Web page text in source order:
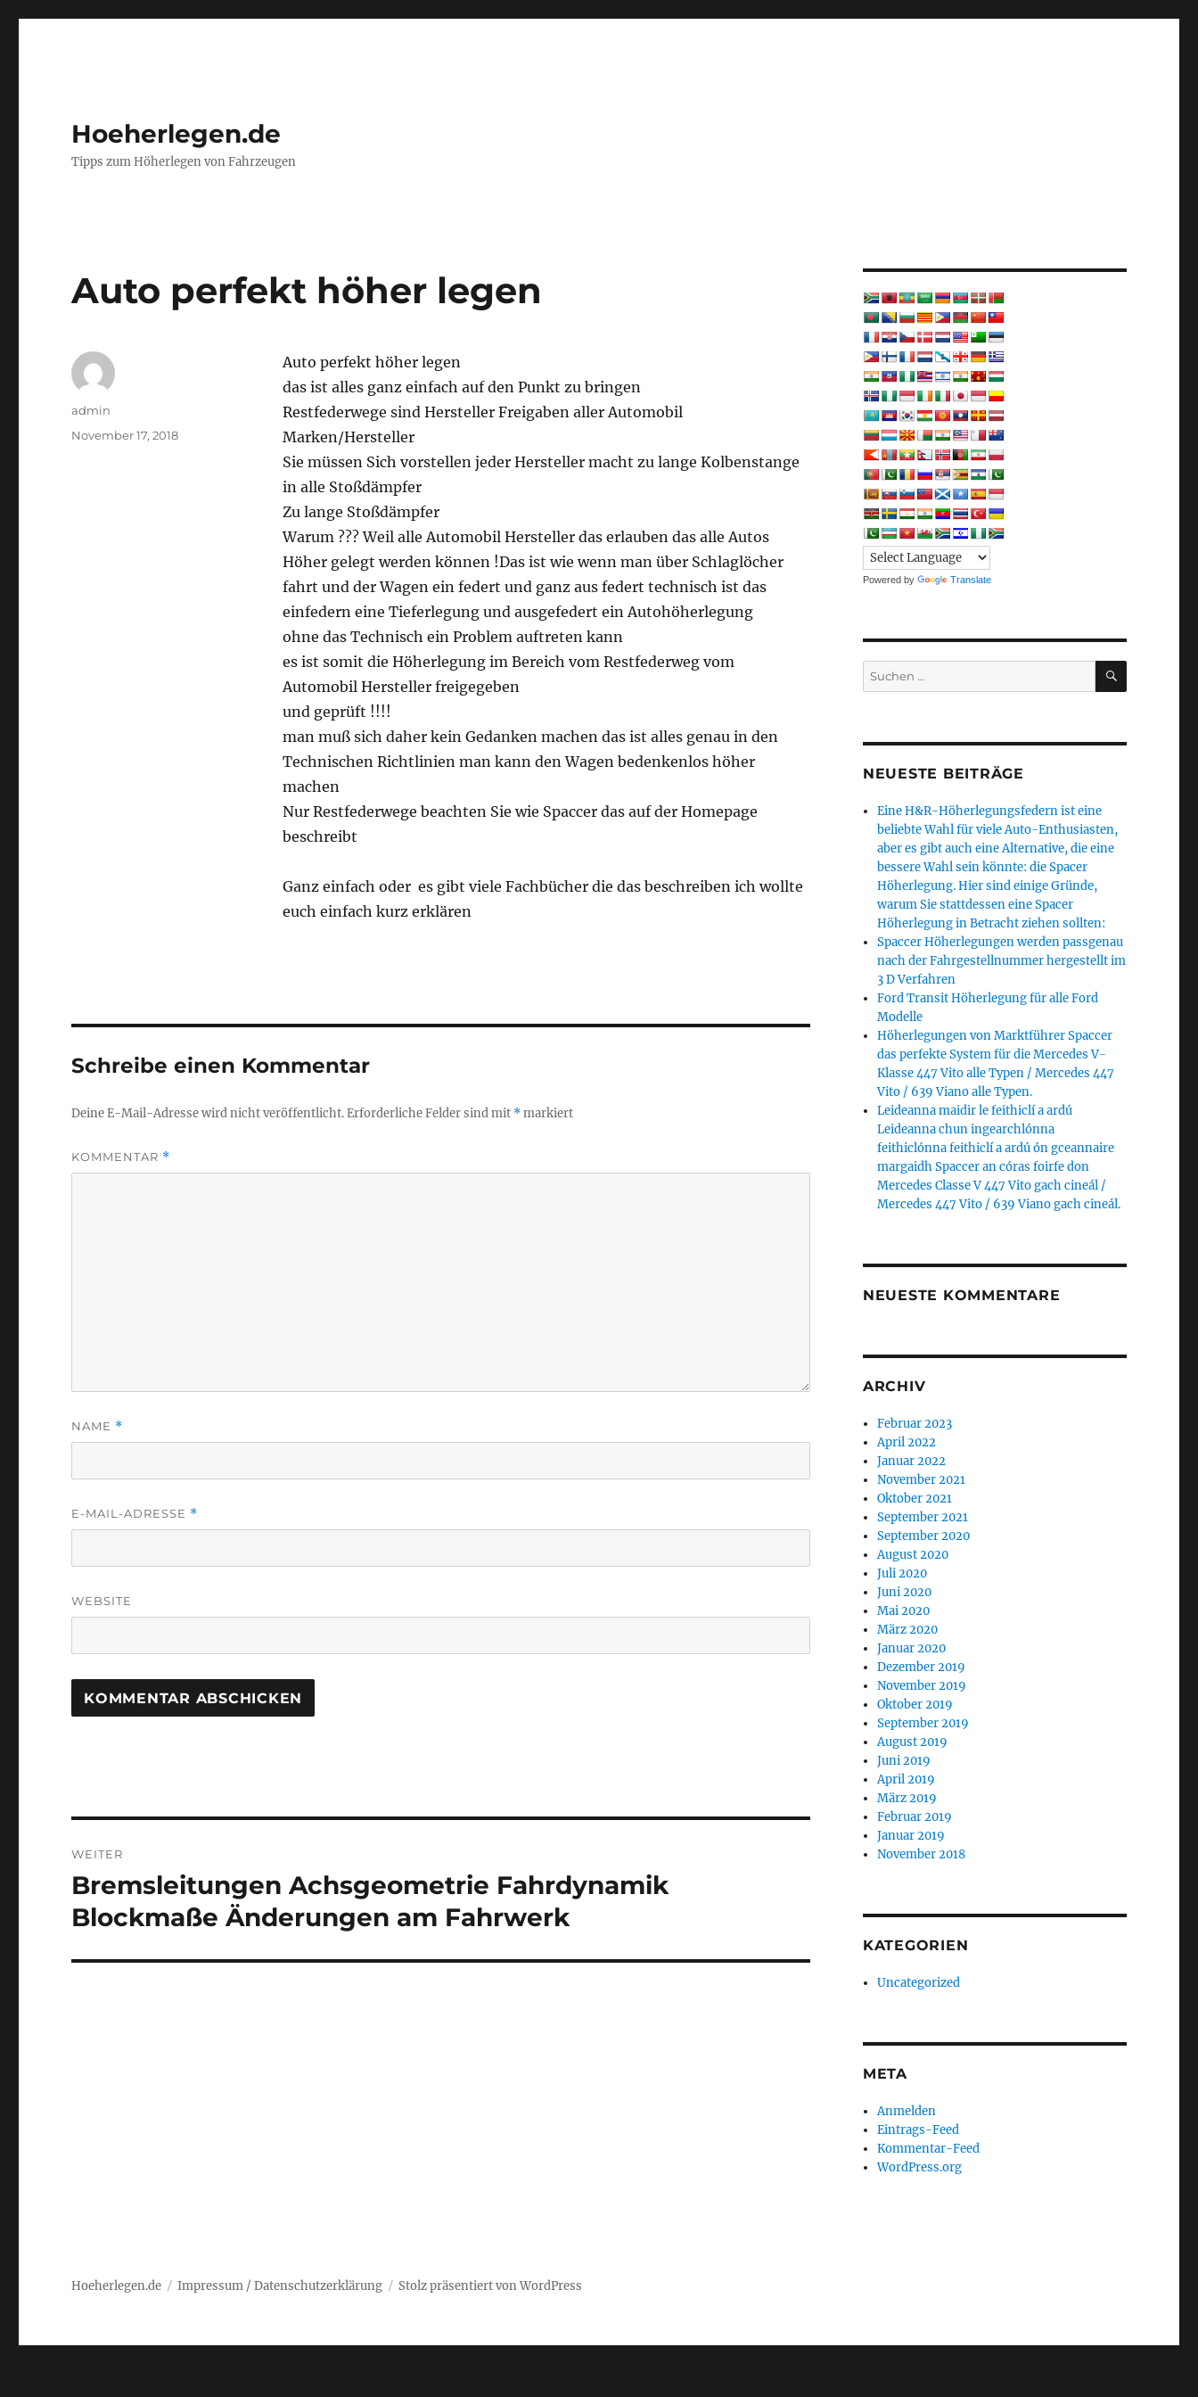
Hoeherlegen.de
Tipps zum Höherlegen von Fahrzeugen
Auto perfekt höher legen
Auto perfekt höher legen
das ist alles ganz einfach auf den Punkt zu bringen
Restfederwege sind Hersteller Freigaben aller Automobil
Marken/Hersteller
Sie müssen Sich vorstellen jeder Hersteller macht zu lange Kolbenstange
in alle Stoßdämpfer
Zu lange Stoßdämpfer
Warum ??? Weil alle Automobil Hersteller das erlauben das alle Autos
Höher gelegt werden können !Das ist wie wenn man über Schlaglöcher
fahrt und der Wagen ein federt und ganz aus federt technisch ist das
einfedern eine Tieferlegung und ausgefedert ein Autohöherlegung
ohne das Technisch ein Problem auftreten kann
es ist somit die Höherlegung im Bereich vom Restfederweg vom
Automobil Hersteller freigegeben
und geprüft !!!!
man muß sich daher kein Gedanken machen das ist alles genau in den
Technischen Richtlinien man kann den Wagen bedenkenlos höher
machen
Nur Restfederwege beachten Sie wie Spaccer das auf der Homepage
beschreibt
Ganz einfach oder es gibt viele Fachbücher die das beschreiben ich wollte
euch einfach kurz erklären
Autor
admin
Veröffentlicht
November 17, 2018
Schreibe einen Kommentar
Deine E-Mail-Adresse wird nicht veröffentlicht.Erforderliche Felder sind mit *markiert
KOMMENTAR *
NAME *
E-MAIL-ADRESSE *
WEBSITE
WEITER
Nächster
Beitrag:
Bremsleitungen Achsgeometrie Fahrdynamik
Blockmaße Änderungen am Fahrwerk
Powered by Translate
Suchen
nach:
SUCHEN
NEUESTE BEITRÄGE
Eine H&R-Höherlegungsfedern ist eine
beliebte Wahl für viele Auto-Enthusiasten,
aber es gibt auch eine Alternative, die eine
bessere Wahl sein könnte: die Spacer
Höherlegung. Hier sind einige Gründe,
warum Sie stattdessen eine Spacer
Höherlegung in Betracht ziehen sollten:
Spaccer Höherlegungen werden passgenau
nach der Fahrgestellnummer hergestellt im
3 D Verfahren
Ford Transit Höherlegung für alle Ford
Modelle
Höherlegungen von Marktführer Spaccer
das perfekte System für die Mercedes V-
Klasse 447 Vito alle Typen / Mercedes 447
Vito / 639 Viano alle Typen.
Leideanna maidir le feithiclí a ardú
Leideanna chun ingearchlónna
feithiclónna feithiclí a ardú ón gceannaire
margaidh Spaccer an córas foirfe don
Mercedes Classe V 447 Vito gach cineál /
Mercedes 447 Vito / 639 Viano gach cineál.
NEUESTE KOMMENTARE
ARCHIV
Februar 2023
April 2022
Januar 2022
November 2021
Oktober 2021
September 2021
September 2020
August 2020
Juli 2020
Juni 2020
Mai 2020
März 2020
Januar 2020
Dezember 2019
November 2019
Oktober 2019
September 2019
August 2019
Juni 2019
April 2019
März 2019
Februar 2019
Januar 2019
November 2018
KATEGORIEN
Uncategorized
META
Anmelden
Eintrags-Feed
Kommentar-Feed
WordPress.org
Hoeherlegen.de Impressum / Datenschutzerklärung Stolz präsentiert von WordPress